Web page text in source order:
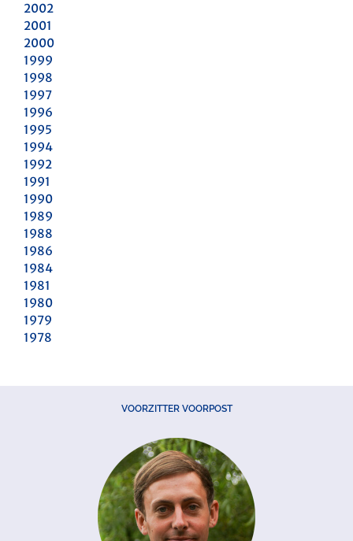
2002
2001
2000
1999
1998
1997
1996
1995
1994
1992
1991
1990
1989
1988
1986
1984
1981
1980
1979
1978
VOORZITTER VOORPOST